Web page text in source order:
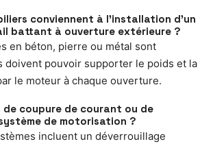
conviennent à l’installation d’un
battant à ouverture extérieure ?
en béton, pierre ou métal sont
doivent pouvoir supporter le poids et la
le moteur à chaque ouverture.
de coupure de courant ou de
de motorisation ?
incluent un déverrouillage